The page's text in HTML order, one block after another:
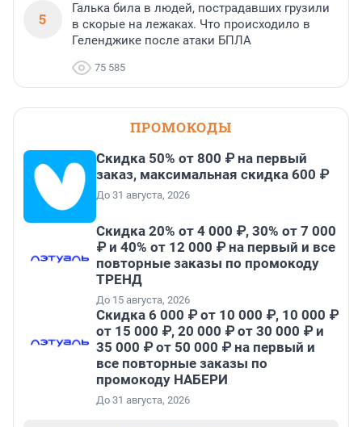
5
Галька била в людей, пострадавших грузили
в скорые на лежаках. Что происходило в
Геленджике после атаки БПЛА
75 585
ПРОМОКОДЫ
Скидка 50% от 800 ₽ на первый
заказ, максимальная скидка 600 ₽
До 31 августа, 2026
Скидка 20% от 4 000 ₽, 30% от 7 000
₽ и 40% от 12 000 ₽ на первый и все
повторные заказы по промокоду
ТРЕНД
До 15 августа, 2026
Скидка 6 000 ₽ от 10 000 ₽, 10 000 ₽
от 15 000 ₽, 20 000 ₽ от 30 000 ₽ и
35 000 ₽ от 50 000 ₽ на первый и
все повторные заказы по
промокоду НАБЕРИ
До 31 августа, 2026